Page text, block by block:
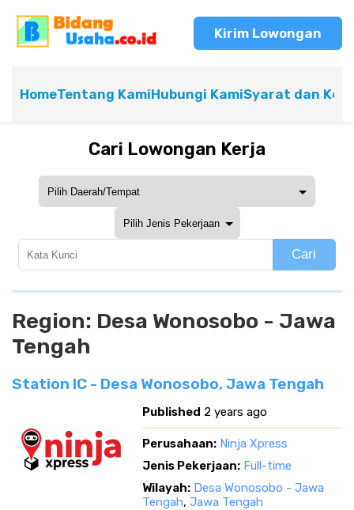
Kirim Lowongan
HomeTentang KamiHubungi KamiSyarat dan
Cari Lowongan Kerja
Cari
Region: Desa Wonosobo - Jawa
Tengah
Station IC - Desa Wonosobo, Jawa Tengah
Published 2 years ago
Perusahaan: Ninja Xpress
Jenis Pekerjaan: Full-time
Wilayah: Desa Wonosobo - Jawa
Tengah, Jawa Tengah